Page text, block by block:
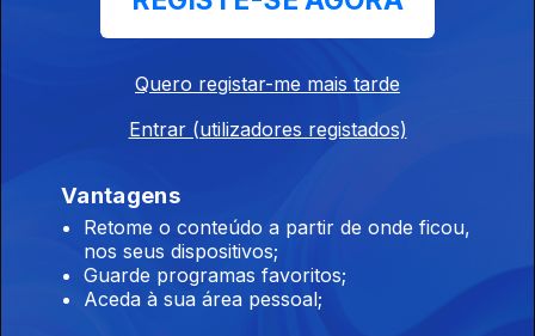
maio de 1826, como D. Pedro IV. De 1822 a 1931 foi também o
dimensões como estadista e compositor.
Ao Vivo - Francisco Luís
Francisco Luís, guitarrista clássico, apresenta Ao Vivo na
Antena 2 obras de François Couperin e Johann Kaspar Mertz.
150 anos da estreia de Peer Gynt de Edvard
Quero registar-me mais tarde
Entrar (utilizadores registados)
Vantagens
Retome o conteúdo a partir de onde ficou,
nos seus dispositivos;
Guarde programas favoritos;
Aceda à sua área pessoal;